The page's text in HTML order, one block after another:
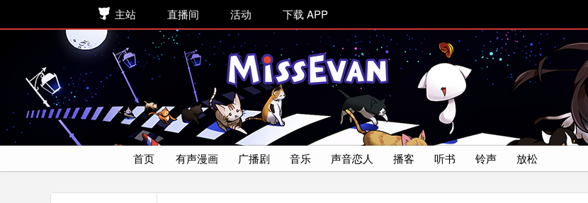
主站 直播间 活动 下载 APP
首页 有声漫画 广播剧 音乐 声音恋人 播客 听书 铃声 放松